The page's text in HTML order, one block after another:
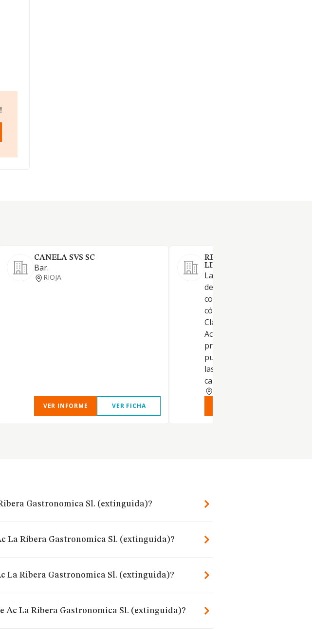
CANELA SVS SC
Bar.
RIOJA
VER INFORME VER FICHA
RESPORTALES5759
LIMITADA.
La sociedad tiene por objeto
desarrollo de las actividades
correspondientes a los
códigos y descripciones de la
Clasificación Nacional de
Actividades Económicas:
principal: 56.10 /
puestos de comidas. Si
las actividades elegidas
carácter prof
Gastronomica Sl. (extinguida)?
La Ribera Gastronomica Sl. (extinguida)?
La Ribera Gastronomica Sl. (extinguida)?
Ac La Ribera Gastronomica Sl. (extinguida)?